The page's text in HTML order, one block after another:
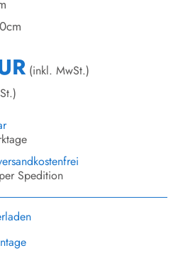
(inkl. MwSt.)
Spedition